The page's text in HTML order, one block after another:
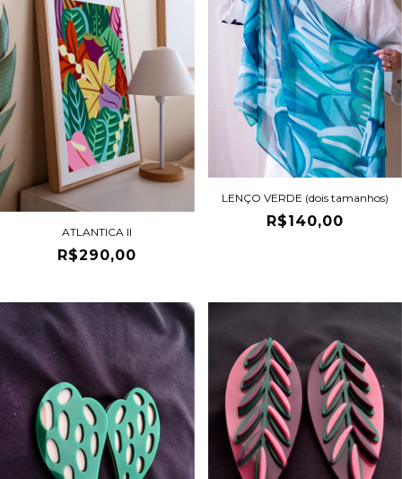
ATLANTICA II
R$290,00
LENÇO VERDE (dois tamanhos)
R$140,00